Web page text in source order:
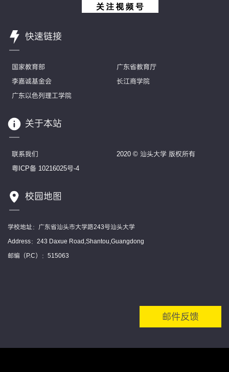
快速链接
国家教育部
广东省教育厅
李嘉诚基金会
长江商学院
广东以色列理工学院
关于本站
联系我们
2020 © 汕头大学 版权所有
粤ICP备 10216025号-4
校园地图
学校地址：广东省汕头市大学路243号汕头大学
Address：243 Daxue Road,Shantou,Guangdong
邮编（P.C）：515063
邮件反馈